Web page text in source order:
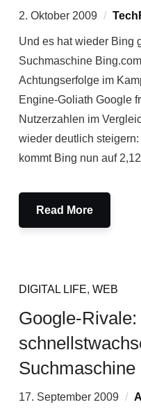
2. Oktober 2009
Und es hat wieder Bing
Suchmaschine
Achtungserfolge im
Engine-Goliath Google
Nutzerzahlen im
wieder deutlich
kommt Bing nun auf
Read More
DIGITAL LIFE, WEB
Google-
17. September 2009